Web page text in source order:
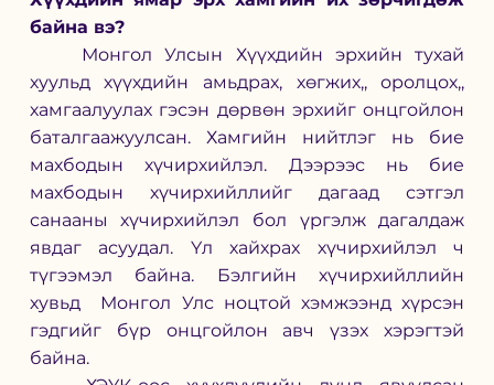
байна вэ?
хуульд хүүхдийн амьдрах, хөгжих,, оролцох,,
хамгаалуулах гэсэн дөрвөн эрхийг онцгойлон
баталгаажуулсан. Хамгийн нийтлэг нь бие
махбодын хүчирхийлэл. Дээрээс нь бие
махбодын хүчирхийллийг дагаад сэтгэл
санааны хүчирхийлэл бол үргэлж дагалдаж
явдаг асуудал. Үл хайхрах хүчирхийлэл ч
түгээмэл байна. Бэлгийн хүчирхийллийн
хувьд  Монгол Улс ноцтой хэмжээнд хүрсэн
гэдгийг бүр онцгойлон авч үзэх хэрэгтэй
байна.